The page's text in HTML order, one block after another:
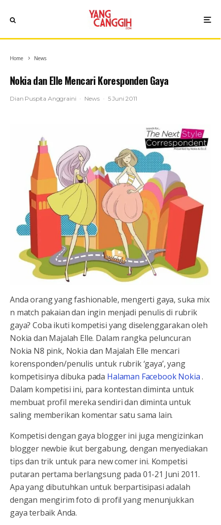
Home News
Nokia dan Elle Mencari Koresponden Gaya
Dian Puspita Anggraini · News · 5 Juni 2011
Anda orang yang fashionable, mengerti gaya, suka mix
n match pakaian dan ingin menjadi penulis di rubrik
gaya? Coba ikuti kompetisi yang diselenggarakan oleh
Nokia dan Majalah Elle. Dalam rangka peluncuran
Nokia N8 pink, Nokia dan Majalah Elle mencari
korensponden/penulis untuk rubrik ‘gaya’, yang
kompetisinya dibuka pada Halaman Facebook Nokia.
Dalam kompetisi ini, para kontestan diminta untuk
membuat profil mereka sendiri dan diminta untuk
saling memberikan komentar satu sama lain.
Kompetisi dengan gaya blogger ini juga mengizinkan
blogger newbie ikut bergabung, dengan menyediakan
tips dan trik untuk para new comer ini. Kompetisi
putaran pertama berlangsung pada 01-21 Juni 2011.
Apa yang dibutuhkan untuk berpartisipasi adalah
dengan mengirim foto di profil yang menunjukkan
gaya terbaik Anda.